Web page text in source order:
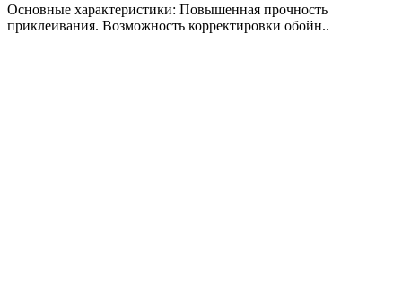
Основные характеристики: Повышенная прочность
приклеивания. Возможность корректировки обойн..